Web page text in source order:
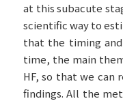
at this subacute
scientific way to
that the timing
time, the main
HF, so that we
findings. All the